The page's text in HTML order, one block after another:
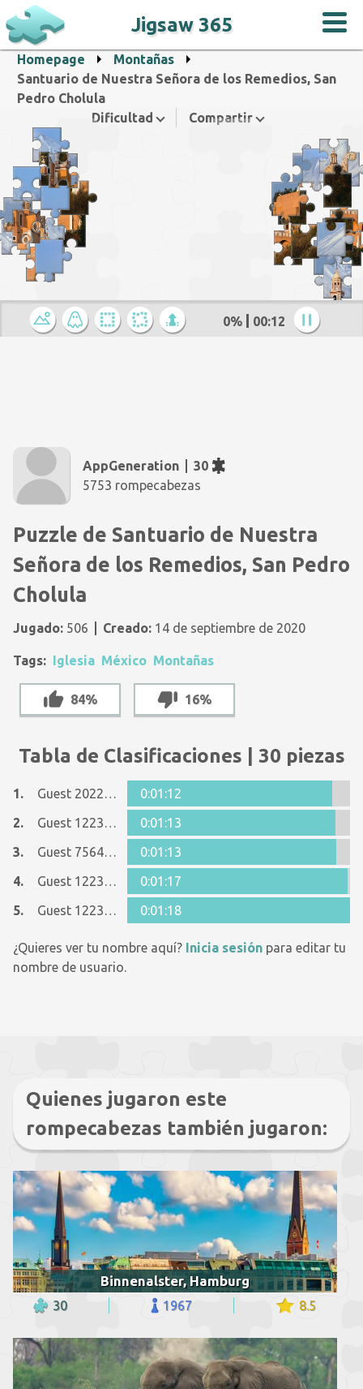
Jigsaw 365
Homepage
Montañas
Santuario de Nuestra Señora de los Remedios, San
Pedro Cholula
Dificultad
Compartir
0% 00:12
AppGeneration
30
5753 rompecabezas
Puzzle de Santuario de Nuestra
Señora de los Remedios, San Pedro
Cholula
Jugado: 506 Creado: 14 de septiembre de 2020
Tags: Iglesia México Montañas
84% 16%
Tabla de Clasificaciones | 30 piezas
1. Guest 20229790
0:01:12
2.
Guest 12237642
0:01:13
3.
Guest 7564369
0:01:13
4.
Guest 12237642
0:01:17
5.
Guest 12237642 0:01:18
¿Quieres ver tu nombre aquí? Inicia sesión para editar tu
nombre de usuario.
Quienes jugaron este
rompecabezas también jugaron:
Binnenalster, Hamburg
30 1967 8.5